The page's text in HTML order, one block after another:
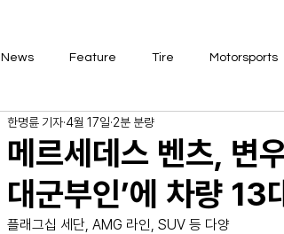
News Feature Tire Motorsports
메르세데스 벤츠, 변
대군부인’에 차량 13
한명륜 기자 4월 17일 2분 분량
플래그십 세단, AMG 라인, SUV 등 다양